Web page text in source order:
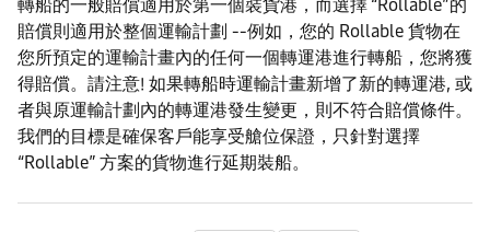
轉船的一般賠償適用於第一個裝貨港，而選擇 “Rollable”的
賠償則適用於整個運輸計劃 --例如，您的 Rollable 貨物在
您所預定的運輸計畫內的任何一個轉運港進行轉船，您將獲
得賠償。請注意! 如果轉船時運輸計畫新增了新的轉運港, 或
者與原運輸計劃內的轉運港發生變更，則不符合賠償條件。
我們的目標是確保客戶能享受艙位保證，只針對選擇
“Rollable” 方案的貨物進行延期裝船。